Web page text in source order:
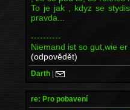
To je jak , kdyz se
pravda...
----------
Niemand ist so gut,wie
(odpovědět)
Darth |
re: Pro pobavení